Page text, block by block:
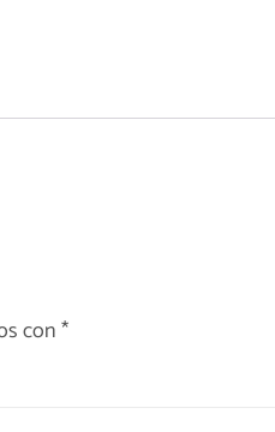
con*